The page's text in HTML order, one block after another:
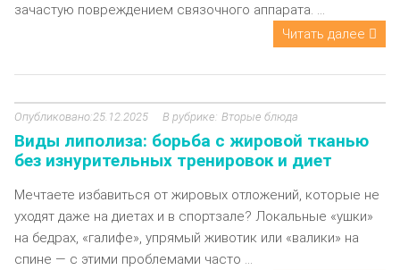
зачастую повреждением связочного аппарата. ...
Читать далее
25.12.2025 Вторые блюда
Виды липолиза: борьба с жировой тканью
без изнурительных тренировок и диет
Мечтаете избавиться от жировых отложений, которые не
уходят даже на диетах и в спортзале? Локальные «ушки»
на бедрах, «галифе», упрямый животик или «валики» на
спине — с этими проблемами часто ...